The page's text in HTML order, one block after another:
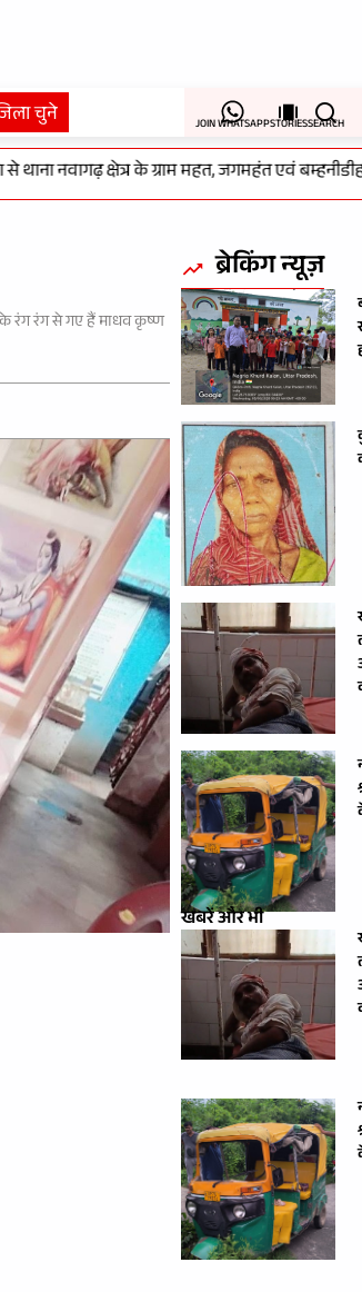
चुने JOIN WHATSAPPSTORIESSEARCH
नवागढ़ क्षेत्र के ग्राम महत, जगमहंत एवं बम्हनीडीह
के रंग रंग से गए हैं माधव कृष्ण
ब्रेकिंग न्यूज़
खबरें और भी